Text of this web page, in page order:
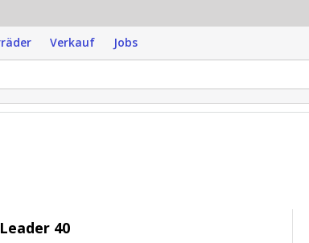
Verkauf Jobs
40